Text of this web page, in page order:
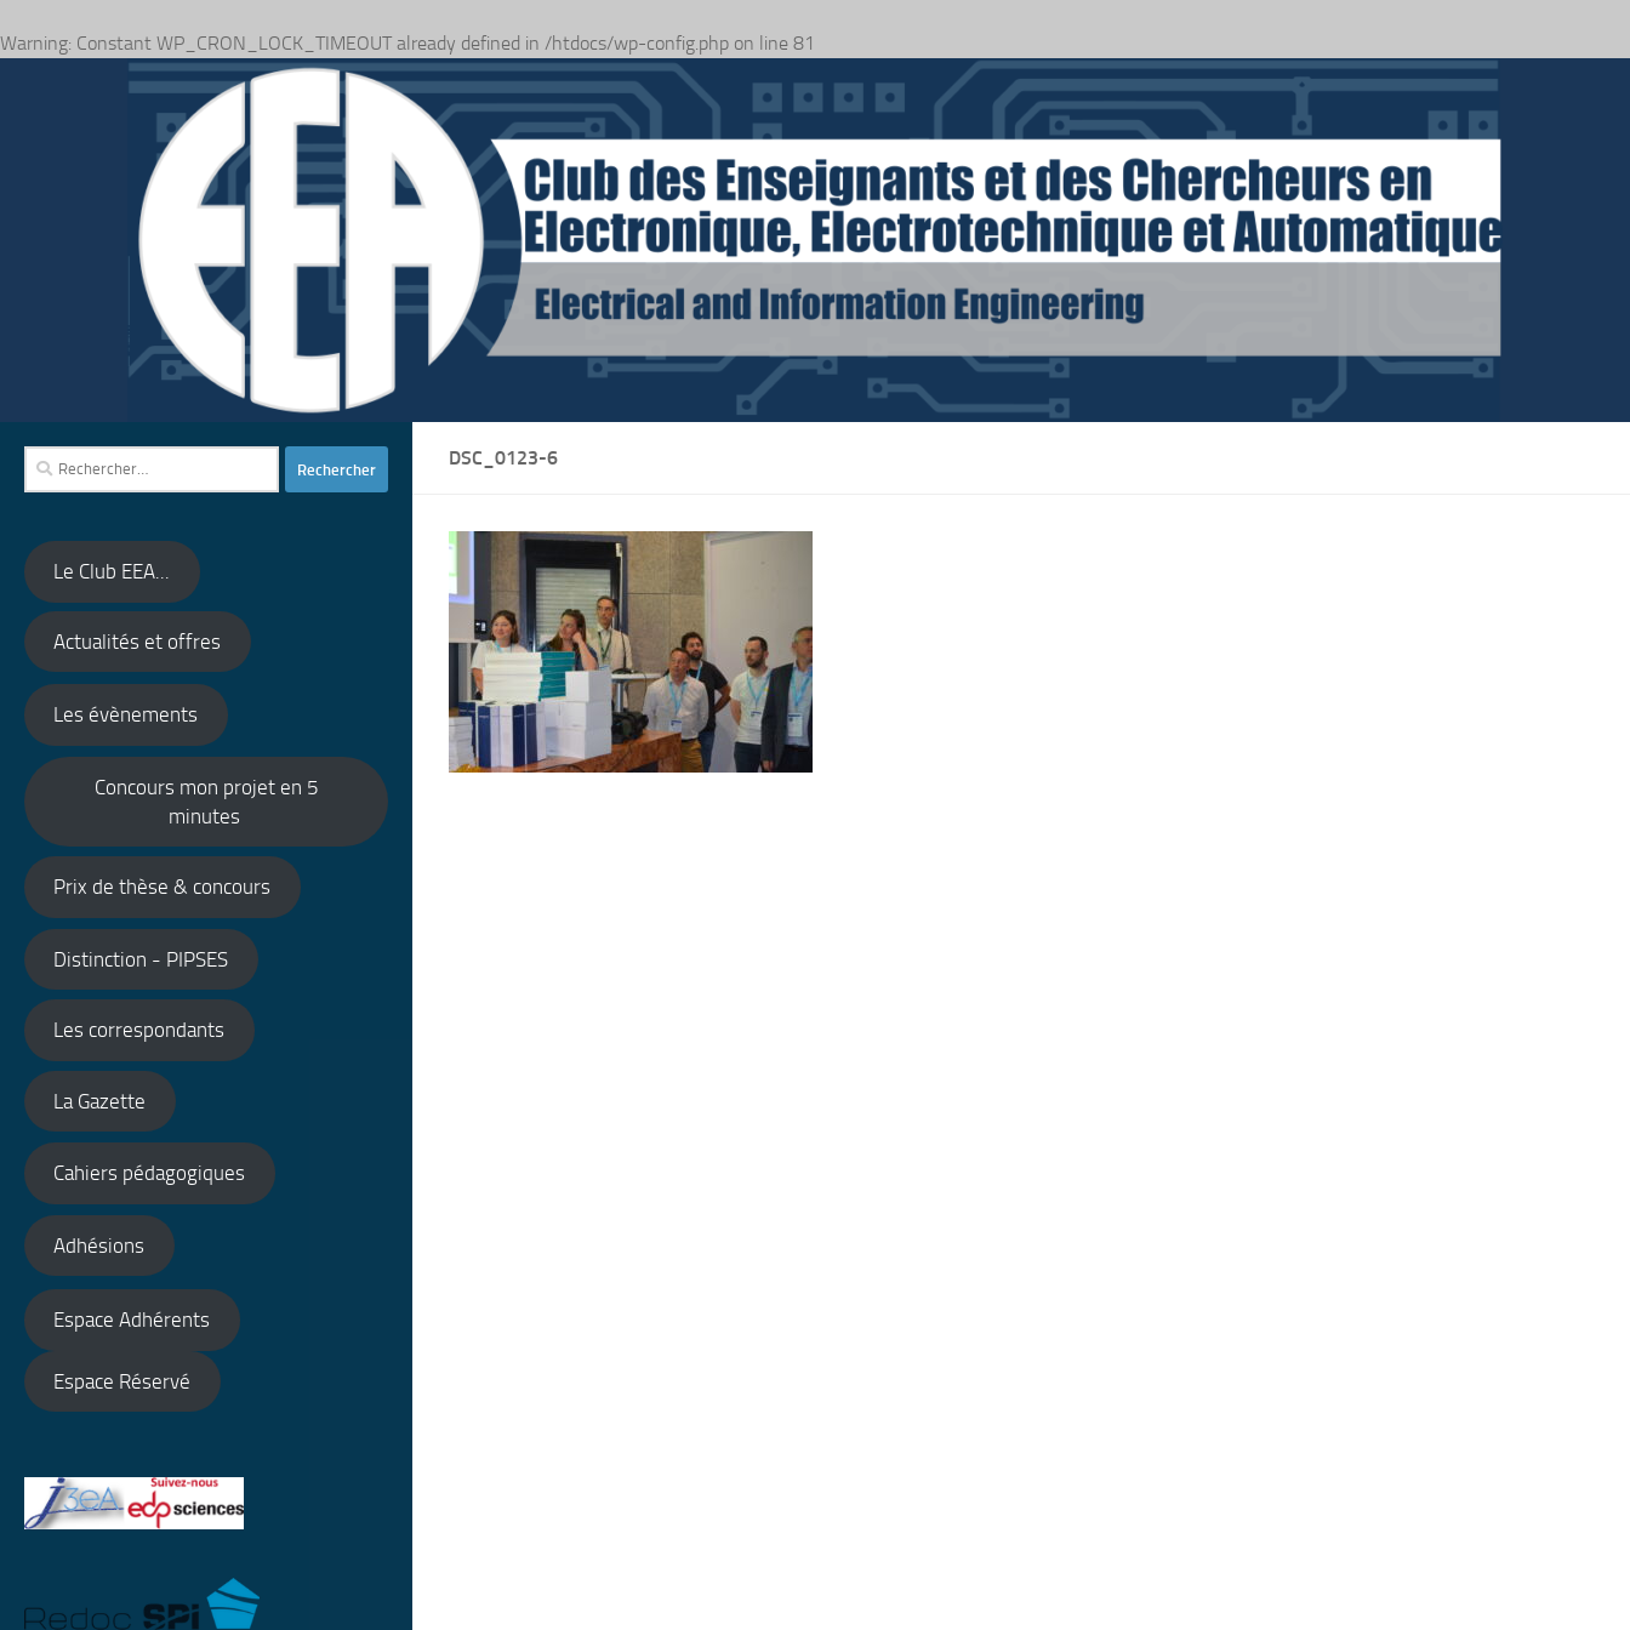
Warning: Constant WP_CRON_LOCK_TIMEOUT already defined in /htdocs/wp-config.php on line 81
Skip to content
DSC_0123-6
Rechercher :
Le Club EEA...
Actualités et offres
Les évènements
Concours mon projet en 5
minutes
Prix de thèse & concours
Distinction - PIPSES
Les correspondants
La Gazette
Cahiers pédagogiques
Adhésions
Espace Adhérents
Espace Réservé